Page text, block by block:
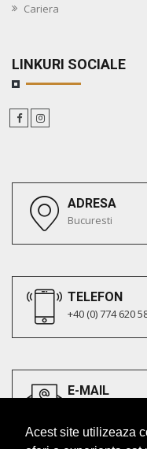
Acest site utilizeaza
Cariera
LINKURI SOCIALE
ADRESA
Bucuresti
TELEFON
+40 (0) 774 620
E-MAIL